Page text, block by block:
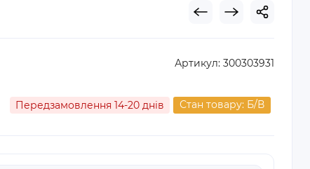
Артикул: 300303931
Передзамовлення 14-20 днів Стан товару: Б/В